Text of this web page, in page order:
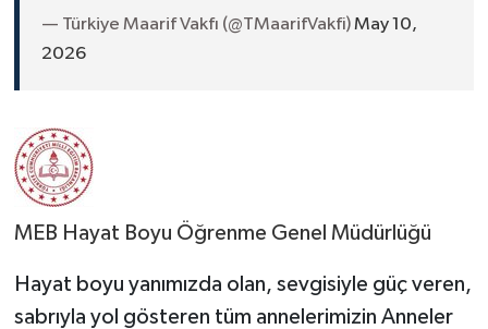
— Türkiye Maarif Vakfı (@TMaarifVakfi)May 10,
2026
MEB Hayat Boyu Öğrenme Genel Müdürlüğü
Hayat boyu yanımızda olan, sevgisiyle güç veren,
sabrıyla yol gösteren tüm annelerimizin Anneler